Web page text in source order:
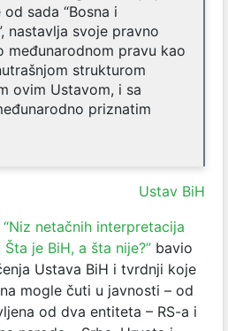
sada “Bosna i
nastavlja svoje pravno
međunarodnom pravu kao
strukturom
ovim Ustavom, i sa
priznatim
Ustav BiH
“Niz netačnih interpretacija
je BiH, a šta nije?” bavio
Ustava BiH i tvrdnji koje
mogle čuti u javnosti – od
od dva entiteta – RS-a i